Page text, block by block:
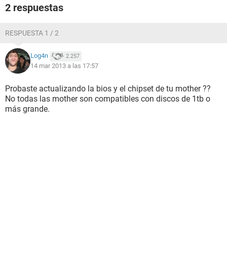
Windows xp s3 y windows 7
2 respuestas
RESPUESTA 1 / 2
Log4n 2.257
14 mar 2013 a las 17:57
Probaste actualizando la bios y el chipset de tu mother ??
No todas las mother son compatibles con discos de 1tb o
más grande.